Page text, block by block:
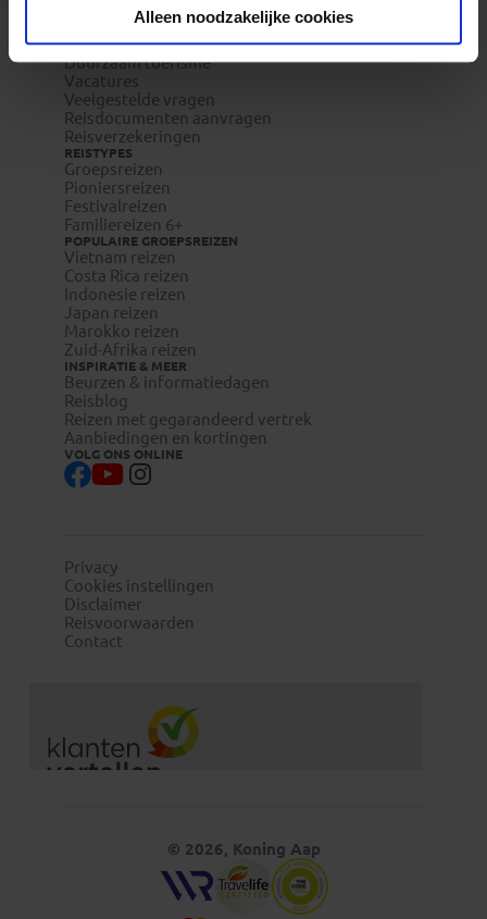
Alleen noodzakelijke cookies
REIZEN MET KONING AAP
Waarom Koning Aap?
Bestemmingen
Duurzaam toerisme
Vacatures
Veelgestelde vragen
Reisdocumenten aanvragen
Reisverzekeringen
REISTYPES
Groepsreizen
Pioniersreizen
Festivalreizen
Familiereizen 6+
POPULAIRE GROEPSREIZEN
Vietnam reizen
Costa Rica reizen
Indonesie reizen
Japan reizen
Marokko reizen
Zuid-Afrika reizen
INSPIRATIE & MEER
Beurzen & informatiedagen
Reisblog
Reizen met gegarandeerd vertrek
Aanbiedingen en kortingen
VOLG ONS ONLINE
Privacy
Cookies instellingen
Disclaimer
Reisvoorwaarden
Contact
© 2026, Koning Aap